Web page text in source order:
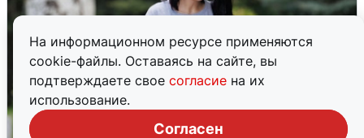
На информационном ресурсе применяются
cookie-файлы. Оставаясь на сайте, вы
подтверждаете свое согласие на их
использование.
Согласен